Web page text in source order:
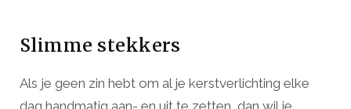
Slimme stekkers
Als je geen zin hebt om al je kerstverlichting elke